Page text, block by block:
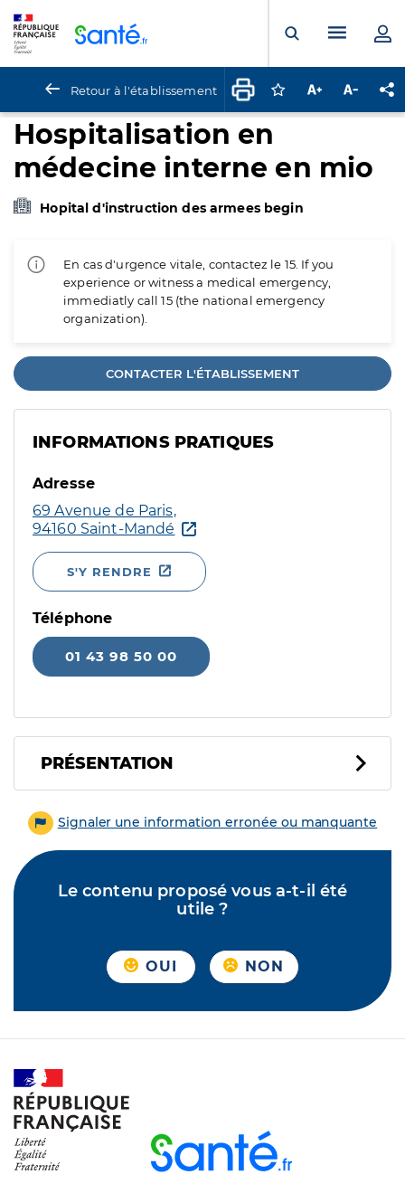
Ouvrir laMenu
Retour à l'établissement Connectez-vous
Augmenter la
Hospitalisation en
médecine interne en mio
Hopital d'instruction des armees begin
En cas d'urgence vitale, contactez le 15. If you
experience or witness a medical emergency,
immediatly call 15 (the national emergency
organization).
CONTACTER L'ÉTABLISSEMENT
INFORMATIONS PRATIQUES
Adresse
69 Avenue de Paris,
94160 Saint-Mandé
S'Y RENDRE
Téléphone
01 43 98 50 00
PRÉSENTATION
Signaler une information erronée ou manquante
Le contenu proposé vous a-t-il été
utile ?
OUI NON